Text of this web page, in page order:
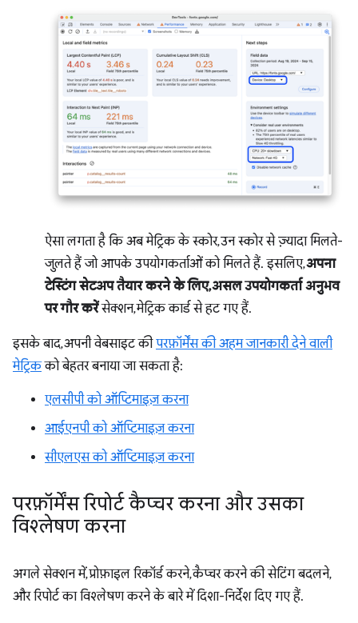
ऐसा लगता है कि अब मेट्रिक के स्कोर, उन स्कोर से ज़्यादा मिलते-
जुलते हैं जो आपके उपयोगकर्ताओं को मिलते हैं. इसलिए,अपना
टेस्टिंग सेटअप तैयार करने के लिए, असल उपयोगकर्ता अनुभव
पर गौर करेंसेक्शन, मेट्रिक कार्ड से हट गए हैं.
इसके बाद, अपनी वेबसाइट कीपरफ़ॉर्मेंस की अहम जानकारी देने वाली
मेट्रिकको बेहतर बनाया जा सकता है:
एलसीपी को ऑप्टिमाइज़ करना
आईएनपी को ऑप्टिमाइज़ करना
सीएलएस को ऑप्टिमाइज़ करना
परफ़ॉर्मेंस रिपोर्ट कैप्चर करना और उसका
विश्लेषण करना
अगले सेक्शन में, प्रोफ़ाइल रिकॉर्ड करने, कैप्चर करने की सेटिंग बदलने,
और रिपोर्ट का विश्लेषण करने के बारे में दिशा-निर्देश दिए गए हैं.